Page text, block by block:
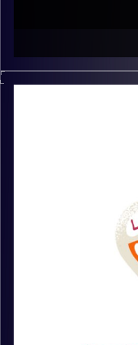
אותו עוד לפני
הם נהיו זן כל כך נפוץ
ליפול למשחקי חם